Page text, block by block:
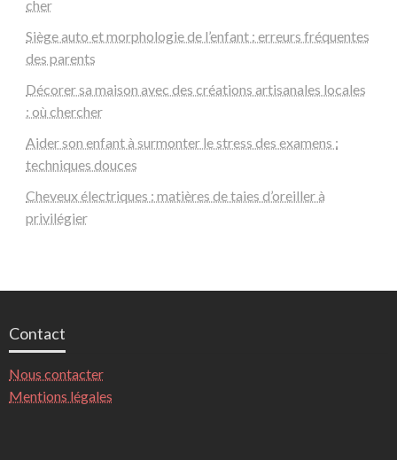
cher
Siège auto et morphologie de l’enfant : erreurs fréquentes
des parents
Décorer sa maison avec des créations artisanales locales
: où chercher
Aider son enfant à surmonter le stress des examens :
techniques douces
Cheveux électriques : matières de taies d’oreiller à
privilégier
Contact
Nous contacter
Mentions légales